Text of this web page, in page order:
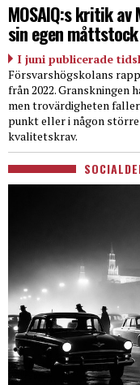
MOSAIQ:s kritik
sin egen måttstock
I juni publicerade
Försvarshögskolans
från 2022. Granskningen
men trovärdigheten
punkt eller i någon
kvalitetskrav.